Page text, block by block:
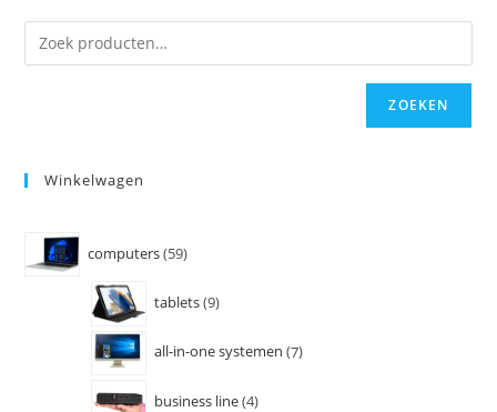
ZOEKEN
Winkelwagen
computers 59
tablets 9
all-in-one systemen 7
business line 4